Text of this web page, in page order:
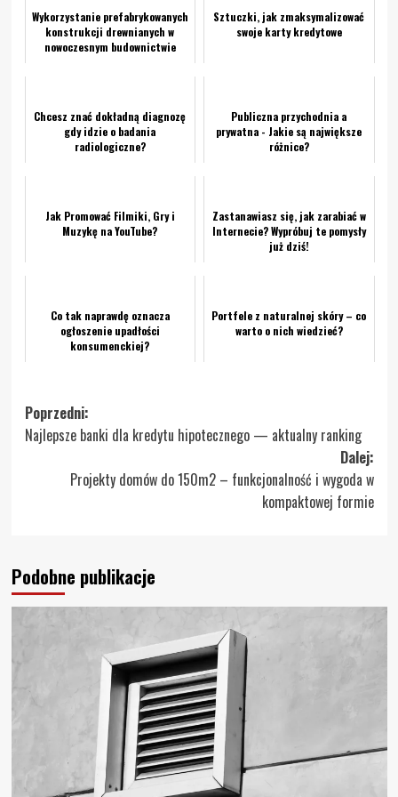
Wykorzystanie prefabrykowanych
konstrukcji drewnianych w
nowoczesnym budownictwie
Sztuczki, jak zmaksymalizować
swoje karty kredytowe
Chcesz znać dokładną diagnozę
gdy idzie o badania
radiologiczne?
Publiczna przychodnia a
prywatna - Jakie są największe
różnice?
Jak Promować Filmiki, Gry i
Muzykę na YouTube?
Zastanawiasz się, jak zarabiać w
Internecie? Wypróbuj te pomysły
już dziś!
Co tak naprawdę oznacza
ogłoszenie upadłości
konsumenckiej?
Portfele z naturalnej skóry – co
warto o nich wiedzieć?
Zobacz
wpisy
Poprzedni:
Najlepsze banki dla kredytu hipotecznego — aktualny ranking
Dalej:
Projekty domów do 150m2 – funkcjonalność i wygoda w
kompaktowej formie
Podobne publikacje